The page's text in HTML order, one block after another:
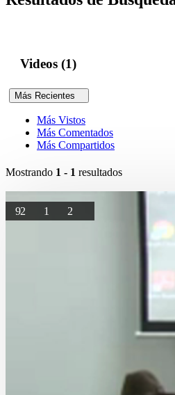
Videos (1)
Más Recientes
Más Vistos
Más Comentados
Más Compartidos
Mostrando 1 - 1 resultados
92 1 2